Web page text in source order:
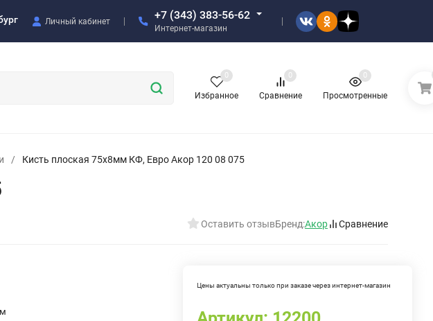
Личный кабинет +7 (343) 383-56-62
Интернет-магазин
Избранное
0
Сравнение
0
Просмотренные
0
/ Кисть плоская 75х8мм КФ, Евро Акор 120 08 075
Оставить отзывБренд:Акор Сравнение
Цены актуальны только при заказе через интернет-магазин